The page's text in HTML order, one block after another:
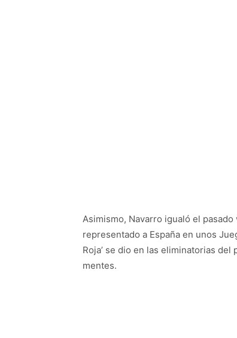
Asimismo, Navarro igualó el
representado a España en unos
Roja’ se dio en las eliminatorias
mentes.